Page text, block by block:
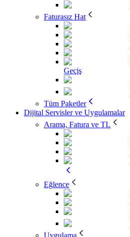
Faturasız Hat
Geçiş
Tüm Paketler
Dijital Servisler ve Uygulamalar
Arama, Fatura ve TL
Eğlence
Uygulama